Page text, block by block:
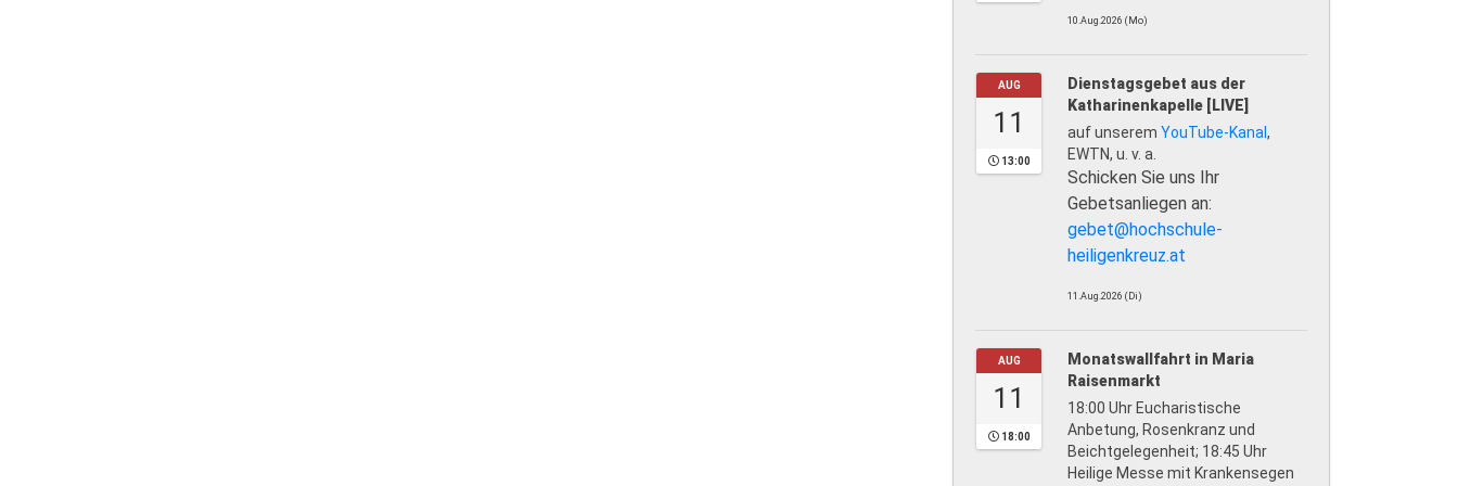
10.Aug.2026 (Mo)
AUG
11
13:00
Dienstagsgebet aus der
Katharinenkapelle [LIVE]
auf unserem YouTube-Kanal ,
EWTN, u. v. a.
Schicken Sie uns Ihr
Gebetsanliegen an:
gebet@hochschule-
heiligenkreuz.at
11.Aug.2026 (Di)
AUG
11
18:00
Monatswallfahrt in Maria
Raisenmarkt
18:00 Uhr Eucharistische
Anbetung, Rosenkranz und
Beichtgelegenheit; 18:45 Uhr
Heilige Messe mit Krankensegen